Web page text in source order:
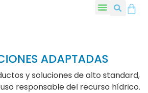
ADAPTADAS
y soluciones de alto standard,
responsable del recurso hídrico.